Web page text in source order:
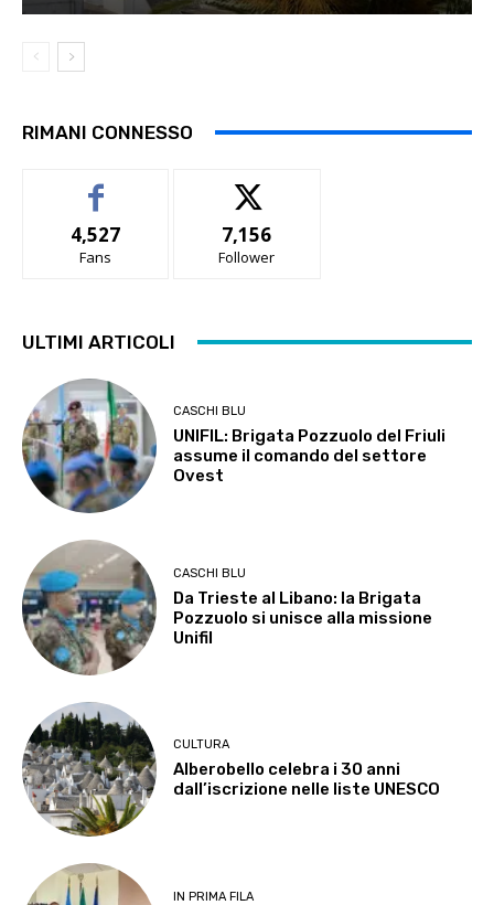
RIMANI CONNESSO
4,527
Fans
7,156
Follower
ULTIMI ARTICOLI
CASCHI BLU
UNIFIL: Brigata Pozzuolo del Friuli
assume il comando del settore
Ovest
CASCHI BLU
Da Trieste al Libano: la Brigata
Pozzuolo si unisce alla missione
Unifil
CULTURA
Alberobello celebra i 30 anni
dall’iscrizione nelle liste UNESCO
IN PRIMA FILA